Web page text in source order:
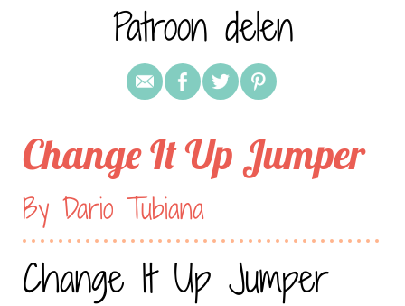
Patroon delen
Change It Up Jumper
By Dario Tubiana
Change It Up Jumper